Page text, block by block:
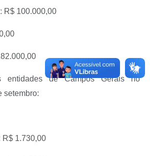
R$ 100.000,00
entidades de Campos Gerais no
setembro:
R$ 1.730,00